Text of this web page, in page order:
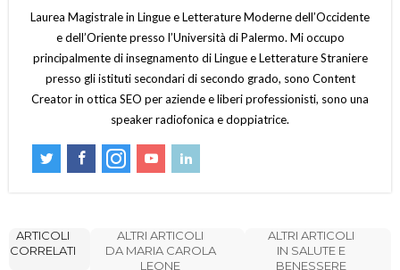
Laurea Magistrale in Lingue e Letterature Moderne dell’Occidente
e dell’Oriente presso l’Università di Palermo. Mi occupo
principalmente di insegnamento di Lingue e Letterature Straniere
presso gli istituti secondari di secondo grado, sono Content
Creator in ottica SEO per aziende e liberi professionisti, sono una
speaker radiofonica e doppiatrice.
ARTICOLI
CORRELATI
ALTRI ARTICOLI
DA MARIA CAROLA
LEONE
ALTRI ARTICOLI
IN SALUTE E
BENESSERE